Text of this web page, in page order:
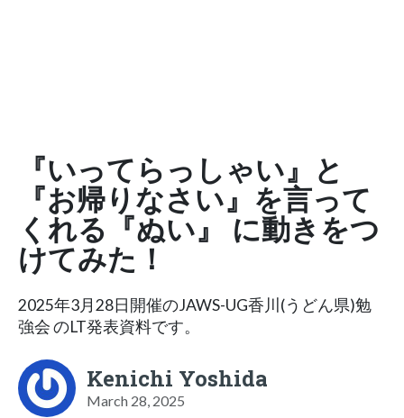
『いってらっしゃい』と
『お帰りなさい』を言って
くれる『ぬい』 に動きをつ
けてみた！
2025年3月28日開催のJAWS-UG香川(うどん県)勉
強会 のLT発表資料です。
Kenichi Yoshida
March 28, 2025